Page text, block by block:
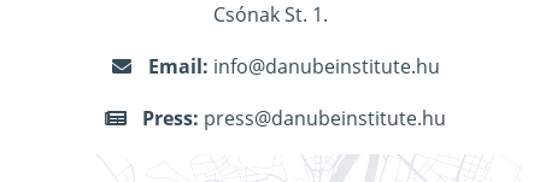
Csónak St. 1.
Email: info@danubeinstitute.hu
Press: press@danubeinstitute.hu